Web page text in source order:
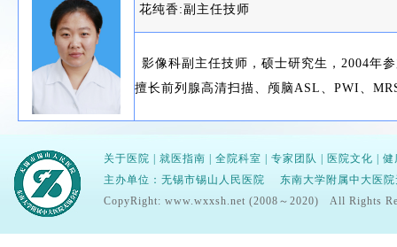
花纯香:副主任技师
影像科副主任技师，硕士研究生，2004年
擅长前列腺高清扫描、颅脑ASL、PWI、
关于医院 就医指南 全院科室 专家团队 医院文化
健
主办单位：无锡市锡山人民医院 东南大学附属中大
CopyRight: www.wxxsh.net (2008～2020) All Rights